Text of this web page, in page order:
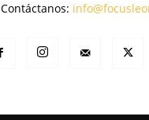
Contáctanos: